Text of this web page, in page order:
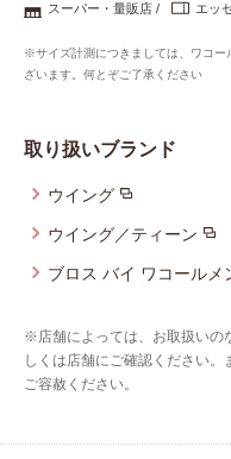
スーパー・量販店 エッ
※サイズ計測につきましては、ワコー
ざいます。何とぞご了承ください
取り扱いブランド
ウイング
ウイング／ティーン
ブロス バイ ワコールメ
※店舗によっては、お取扱いの
しくは店舗にご確認ください
ご容赦ください。